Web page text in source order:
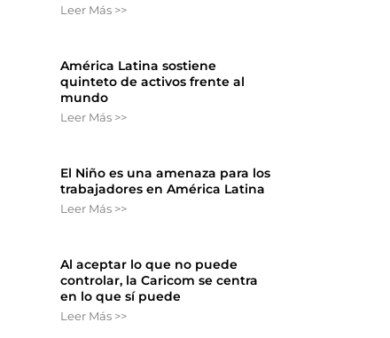
Leer Más >>
América Latina sostiene
quinteto de activos frente al
mundo
Leer Más >>
El Niño es una amenaza para los
trabajadores en América Latina
Leer Más >>
Al aceptar lo que no puede
controlar, la Caricom se centra
en lo que sí puede
Leer Más >>